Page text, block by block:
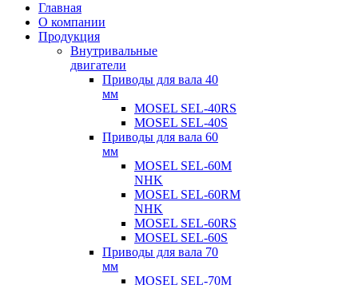
Главная
О компании
Продукция
Внутривальные
двигатели
Приводы для вала 40
мм
MOSEL SEL-40RS
MOSEL SEL-40S
Приводы для вала 60
мм
MOSEL SEL-60M
NHK
MOSEL SEL-60RM
NHK
MOSEL SEL-60RS
MOSEL SEL-60S
Приводы для вала 70
мм
MOSEL SEL-70M